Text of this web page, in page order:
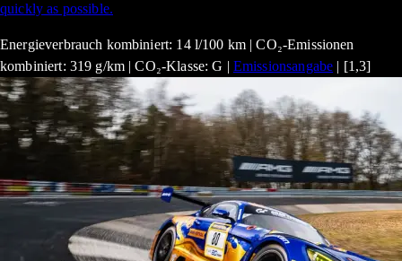
quickly as possible.
Energieverbrauch kombiniert: 14 l/100 km | CO₂-Emissionen
kombiniert: 319 g/km | CO₂-Klasse: G | Emissionsangabe | [1,3]